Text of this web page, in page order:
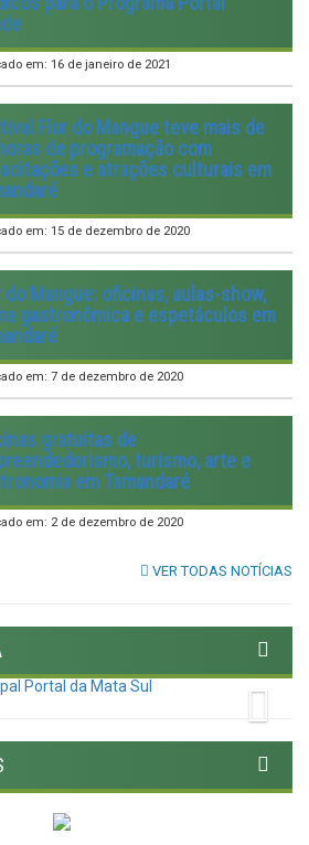
em: 16 de janeiro de 2021
Flor do Mangue teve mais de
de programação com
e atrações culturais em
em: 15 de dezembro de 2020
do Mangue: oficinas, aulas-show,
gastronômica e espetáculos em
em: 7 de dezembro de 2020
gratuitas de
turismo, arte e
em Tamandaré
em: 2 de dezembro de 2020
VER TODAS NOTÍCIAS